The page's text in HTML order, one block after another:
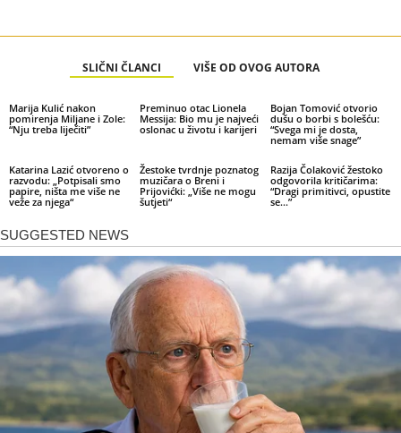
SLIČNI ČLANCI VIŠE OD OVOG AUTORA
Marija Kulić nakon
pomirenja Miljane i Zole:
“Nju treba liječiti”
Preminuo otac Lionela
Messija: Bio mu je najveći
oslonac u životu i karijeri
Bojan Tomović otvorio
dušu o borbi s bolešću:
“Svega mi je dosta,
nemam više snage”
Katarina Lazić otvoreno o
razvodu: „Potpisali smo
papire, ništa me više ne
veže za njega“
Žestoke tvrdnje poznatog
muzičara o Breni i
Prijovićki: „Više ne mogu
šutjeti“
Razija Čolaković žestoko
odgovorila kritičarima:
“Dragi primitivci, opustite
se…”